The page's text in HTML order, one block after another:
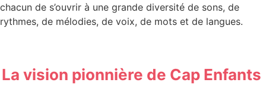
chacun de s’ouvrir à une grande diversité de sons, de
rythmes, de mélodies, de voix, de mots et de langues.
La vision pionnière de Cap Enfants